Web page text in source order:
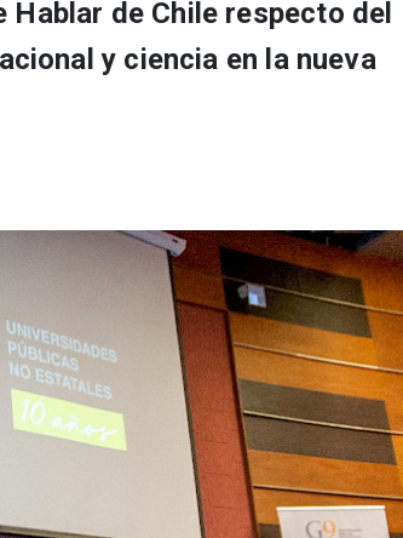
de Chile respecto del
y ciencia en la nueva